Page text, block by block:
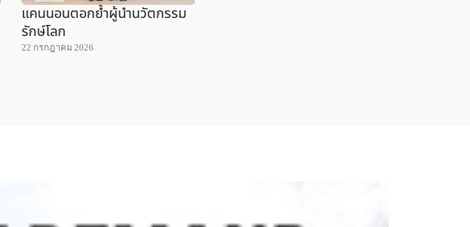
แคนนอนตอกย้ำผู้นำนวัตกรรม
รักษ์โลก
22 กรกฎาคม 2026